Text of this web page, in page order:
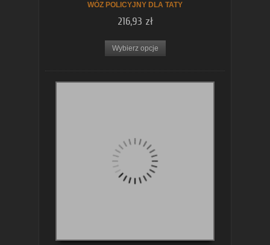
WÓZ POLICYJNY DLA TATY
216,93 zł
Wybierz opcje